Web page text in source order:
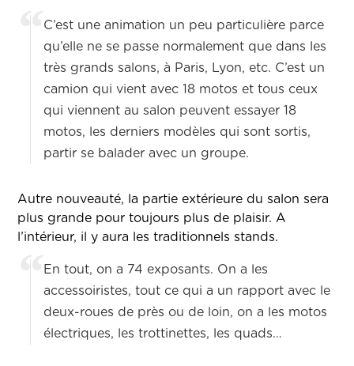
C’est une animation un peu particulière parce
qu’elle ne se passe normalement que dans les
très grands salons, à Paris, Lyon, etc. C’est un
camion qui vient avec 18 motos et tous ceux
qui viennent au salon peuvent essayer 18
motos, les derniers modèles qui sont sortis,
partir se balader avec un groupe.
Autre nouveauté, la partie extérieure du salon sera
plus grande pour toujours plus de plaisir. A
l’intérieur, il y aura les traditionnels stands.
En tout, on a 74 exposants. On a les
accessoiristes, tout ce qui a un rapport avec le
deux-roues de près ou de loin, on a les motos
électriques, les trottinettes, les quads…